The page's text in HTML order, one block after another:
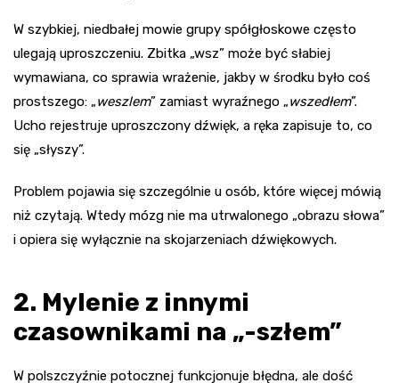
W szybkiej, niedbałej mowie grupy spółgłoskowe często
ulegają uproszczeniu. Zbitka „wsz” może być słabiej
wymawiana, co sprawia wrażenie, jakby w środku było coś
prostszego: „weszlem” zamiast wyraźnego „wszedłem”.
Ucho rejestruje uproszczony dźwięk, a ręka zapisuje to, co
się „słyszy”.
Problem pojawia się szczególnie u osób, które więcej mówią
niż czytają. Wtedy mózg nie ma utrwalonego „obrazu słowa”
i opiera się wyłącznie na skojarzeniach dźwiękowych.
2. Mylenie z innymi
czasownikami na „-szłem”
W polszczyźnie potocznej funkcjonuje błędna, ale dość